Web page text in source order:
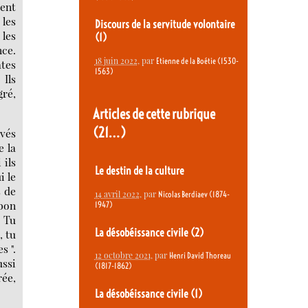
Ils
la
ils
le
de
tu
".
Discours de la servitude volontaire
(1)
18 juin 2022, par Etienne de la Boétie (1530-
1563)
Articles de cette rubrique
(21…)
Le destin de la culture
14 avril 2022, par Nicolas Berdiaev (1874-
1947)
La désobéissance civile (2)
12 octobre 2021, par Henri David Thoreau
(1817-1862)
La désobéissance civile (1)